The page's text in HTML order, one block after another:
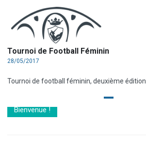
Tournoi de Football Féminin
28/05/2017
Tournoi de football féminin, deuxième édition
Bienvenue !